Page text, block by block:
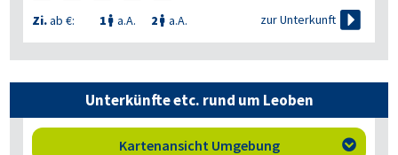
Zi.ab €: 1  a.A. 2  a.A. zur Unterkunft 
Unterkünfte etc. rund um Leoben
Kartenansicht Umgebung 